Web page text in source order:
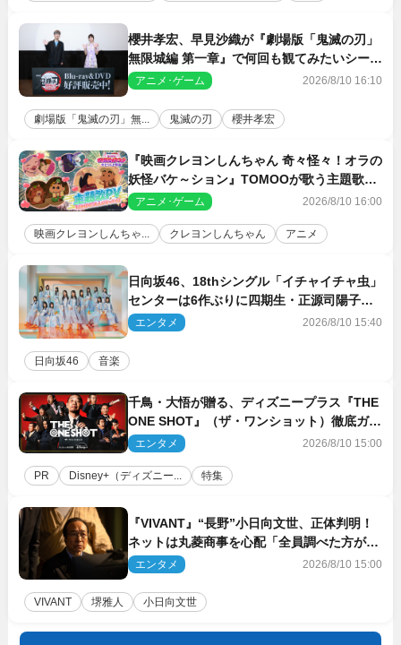
櫻井孝宏、早見沙織が『劇場版「鬼滅の刃」
無限城編 第一章』で何回も観てみたいシーン
とは？ イベントレポート到着
アニメ･ゲーム 2026/8/10 16:10
劇場版「鬼滅の刃」無... 鬼滅の刃 櫻井孝宏
『映画クレヨンしんちゃん 奇々怪々！オラの
妖怪バケ～ション』TOMOOが歌う主題歌
「大人になったら」PV解禁
アニメ･ゲーム 2026/8/10 16:00
映画クレヨンしんちゃ... クレヨンしんちゃん アニメ
日向坂46、18thシングル「イチャイチャ虫」
センターは6作ぶりに四期生・正源司陽子
新ビジュアル解禁
エンタメ 2026/8/10 15:40
日向坂46 音楽
千鳥・大悟が贈る、ディズニープラス『THE
ONE SHOT』（ザ・ワンショット）徹底ガイ
ド！ 今のお笑い界に一石を投じる“真の笑
エンタメ 2026/8/10 15:00
PR Disney+（ディズニー... 特集
『VIVANT』“長野”小日向文世、正体判明！
ネットは丸菱商事を心配「全員調べた方がい
い」「魔境すぎん？？」
エンタメ 2026/8/10 15:00
VIVANT 堺雅人 小日向文世